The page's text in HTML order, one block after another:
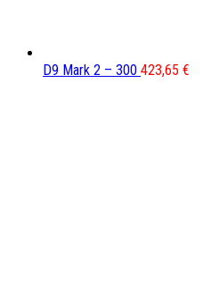
D9 Mark 2 – 300 423,65 €